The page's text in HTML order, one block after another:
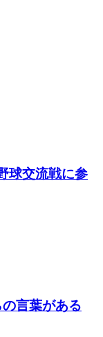
球交流戦に参
の言葉がある